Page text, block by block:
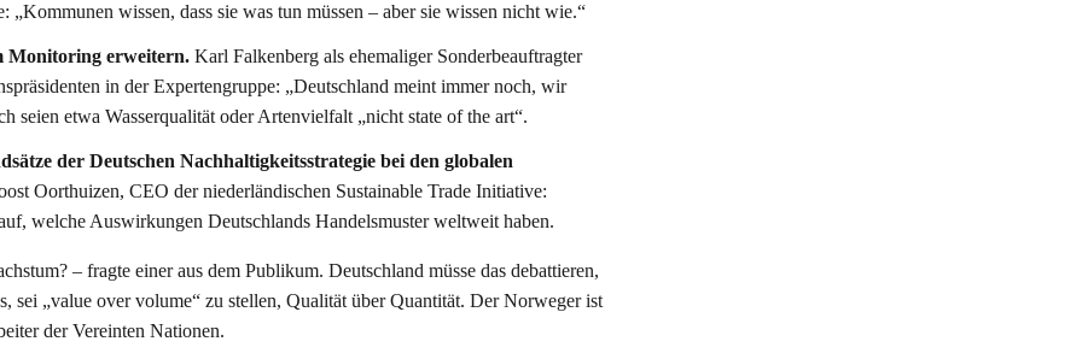
wissen, dass sie was tun müssen – aber sie wissen nicht wie.“
Monitoring erweitern. Karl Falkenberg als ehemaliger Sonderbeauftragter
in der Expertengruppe: „Deutschland meint immer noch, wir
seien etwa Wasserqualität oder Artenvielfalt „nicht state of the art“.
der Deutschen Nachhaltigkeitsstrategie bei den globalen
Oorthuizen, CEO der niederländischen Sustainable Trade Initiative:
welche Auswirkungen Deutschlands Handelsmuster weltweit haben.
– fragte einer aus dem Publikum. Deutschland müsse das debattieren,
sei „value over volume“ zu stellen, Qualität über Quantität. Der Norweger ist
der Vereinten Nationen.